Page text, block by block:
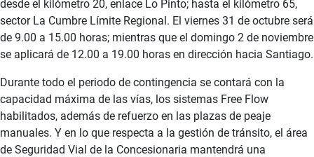
desde el kilómetro 20, enlace Lo Pinto; hasta el kilómetro 65,
sector La Cumbre Límite Regional. El viernes 31 de octubre será
de 9.00 a 15.00 horas; mientras que el domingo 2 de noviembre
se aplicará de 12.00 a 19.00 horas en dirección hacia Santiago.
Durante todo el periodo de contingencia se contará con la
capacidad máxima de las vías, los sistemas Free Flow
habilitados, además de refuerzo en las plazas de peaje
manuales. Y en lo que respecta a la gestión de tránsito, el área
de Seguridad Vial de la Concesionaria mantendrá una